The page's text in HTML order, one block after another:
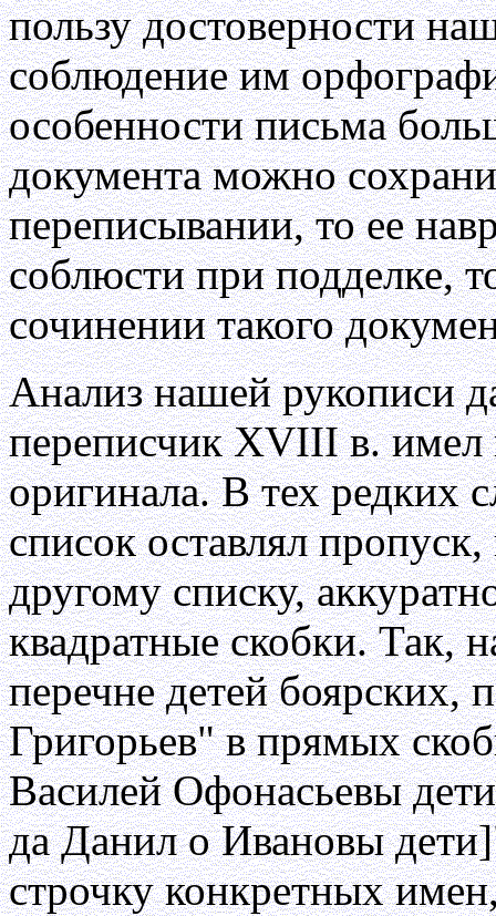
пользу достоверности
соблюдение им
особенности письма
документа можно
переписывании, то ее
соблюсти при подделке,
сочинении такого
Анализ нашей рукописи
переписчик XVIII в. имел
оригинала. В тех редких
список оставлял
другому списку,
квадратные скобки. Так,
перечне детей боярских,
Григорьев" в прямых
Василей Офонасьевы
да Данил о Ивановы
строчку конкретных